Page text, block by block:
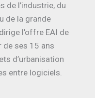
de l’industrie, du
de la grande
l’offre EAI de
de ses 15 ans
d’urbanisation
entre logiciels.